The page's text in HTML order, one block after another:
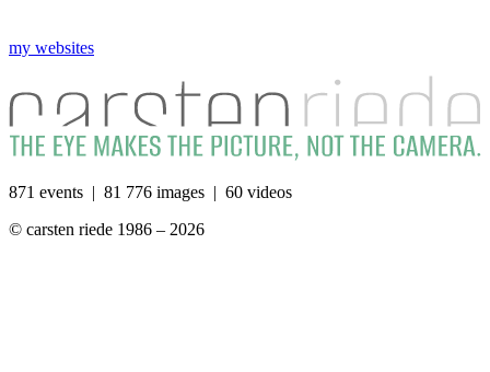
my websites
871 events | 81 776 images | 60 videos
© carsten riede 1986 – 2026